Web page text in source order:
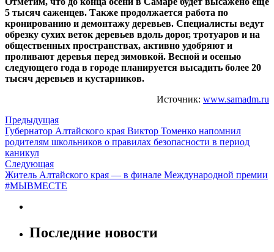
5 тысяч саженцев. Также продолжается работа по
кронированию и демонтажу деревьев. Специалисты ведут
обрезку сухих веток деревьев вдоль дорог, тротуаров и на
общественных пространствах, активно удобряют и
проливают деревья перед зимовкой. Весной и осенью
следующего года в городе планируется высадить более 20
тысяч деревьев и кустарников.
Источник: www.samadm.ru
Предыдущая
Губернатор Алтайского края Виктор Томенко напомнил
родителям школьников о правилах безопасности в период
каникул
Следующая
Житель Алтайского края — в финале Международной премии
#МЫВМЕСТЕ
Последние новости